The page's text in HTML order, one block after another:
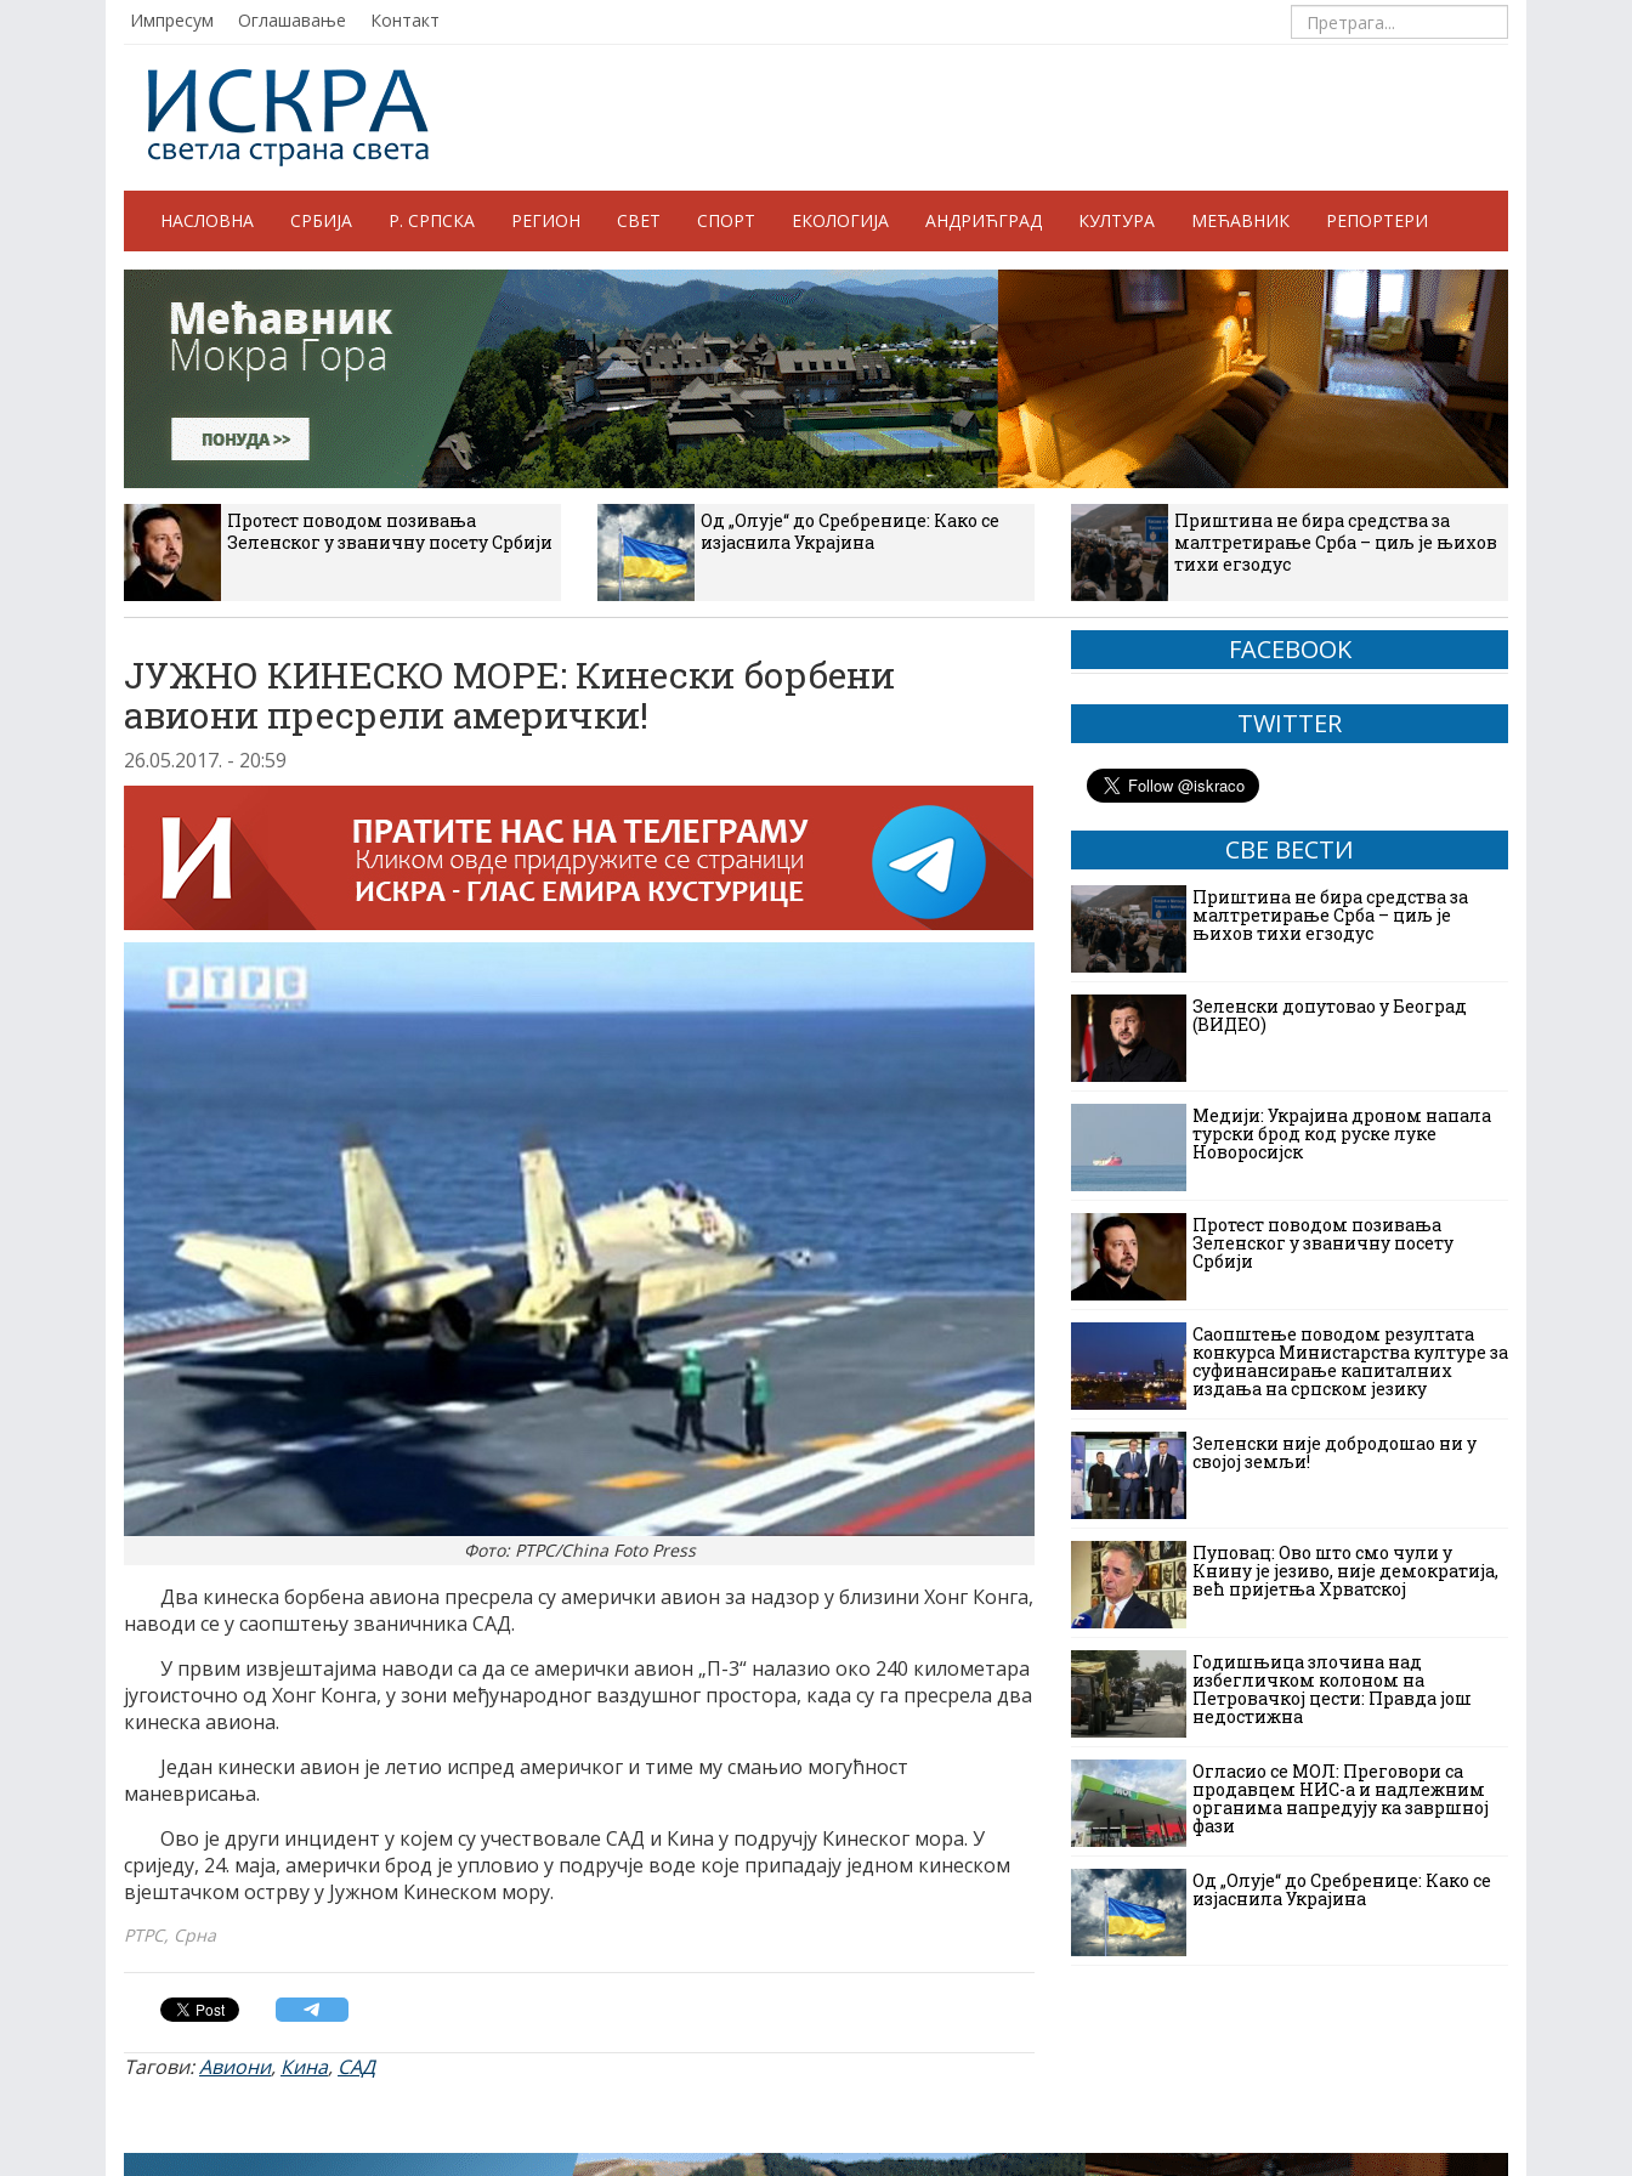
Импресум Оглашавање Контакт
НАСЛОВНА СРБИЈА Р. СРПСКА РЕГИОН СВЕТ СПОРТ ЕКОЛОГИЈА АНДРИЋГРАД КУЛТУРА МЕЋАВНИК РЕПОРТЕРИ
Протест поводом позивања
Зеленског у званичну посету Србији
Од „Олује“ до Сребренице: Како се
изјаснила Украјина
Приштина не бира средства за
малтретирање Срба – циљ је њихов
тихи егзодус
ЈУЖНО КИНЕСКО МОРЕ: Кинески борбени
авиони пресрели амерички!
26.05.2017. - 20:59
Фото: РТРС/China Foto Press
Два кинеска борбена авиона пресрела су амерички авион за надзор у близини Хонг Конга,
наводи се у саопштењу званичника САД.
У првим извјештајима наводи са да се амерички авион „П-3“ налазио око 240 километара
југоисточно од Хонг Конга, у зони међународног ваздушног простора, када су га пресрела два
кинеска авиона.
Један кинески авион је летио испред америчког и тиме му смањио могућност
маневрисања.
Ово је други инцидент у којем су учествовале САД и Кина у подручју Кинеског мора. У
сриједу, 24. маја, амерички брод је упловио у подручје воде које припадају једном кинеском
вјештачком острву у Јужном Кинеском мору.
РТРС, Срна
Тагови:Авиони, Кина, САД
FACEBOOK
TWITTER
СВЕ ВЕСТИ
Приштина не бира средства за
малтретирање Срба – циљ је
њихов тихи егзодус
Зеленски допутовао у Београд
(ВИДЕО)
Медији: Украјина дроном напала
турски брод код руске луке
Новоросијск
Протест поводом позивања
Зеленског у званичну посету
Србији
Саопштење поводом резултата
конкурса Министарства културе за
суфинансирање капиталних
издања на српском језику
Зеленски није добродошао ни у
својој земљи!
Пуповац: Ово што смо чули у
Книну је језиво, није демократија,
већ пријетња Хрватској
Годишњица злочина над
избегличком колоном на
Петровачкој цести: Правда још
недостижна
Огласио се МОЛ: Преговори са
продавцем НИС-а и надлежним
органима напредују ка завршној
фази
Од „Олује“ до Сребренице: Како се
изјаснила Украјина